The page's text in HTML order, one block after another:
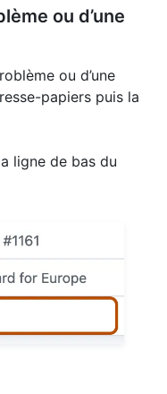
ou d’une
ou d’une
papiers puis la
ligne de bas du